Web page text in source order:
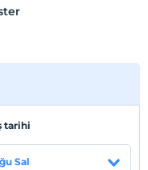
02 Mayıs 2022'de
sunmaktadır.
mevcuttur.
tarihi
Sal